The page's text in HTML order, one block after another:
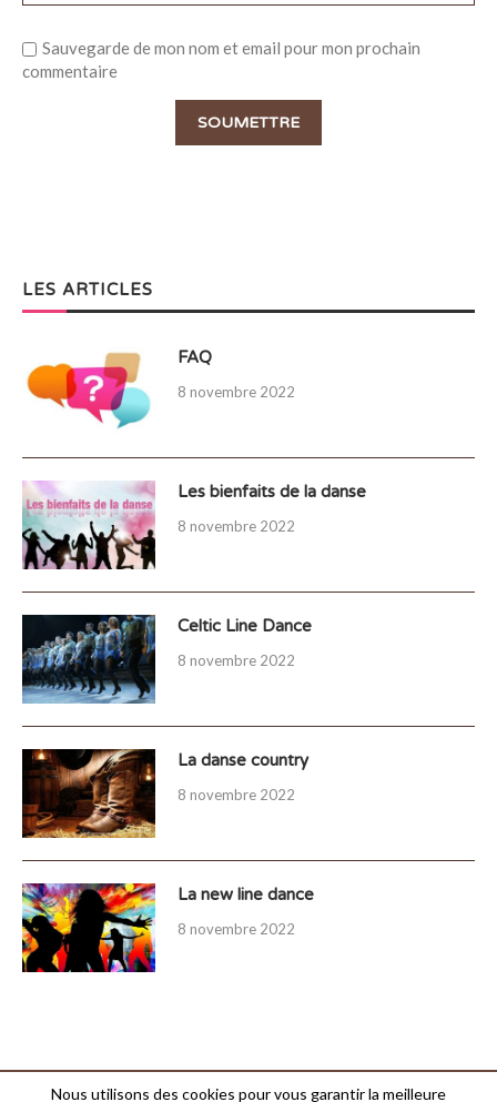
Sauvegarde de mon nom et email pour mon prochain
commentaire
LES ARTICLES
FAQ
8 novembre 2022
Les bienfaits de la danse
8 novembre 2022
Celtic Line Dance
8 novembre 2022
La danse country
8 novembre 2022
La new line dance
8 novembre 2022
Nous utilisons des cookies pour vous garantir la meilleure